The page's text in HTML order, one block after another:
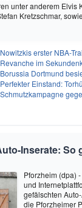
unter anderem Elvis
Kretzschmar,
Nowitzkis erster NBA-
Revanche im
Borussia Dortmund besiegt
Perfekter Einstand:
Schmutzkampagne gegen
Inserate: So
Pforzheim (dpa)
und
gefälschten
die Pforzheimer